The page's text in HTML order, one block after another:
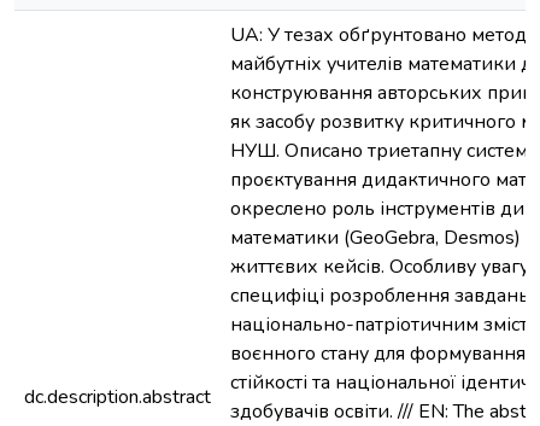
dc.description.abstract
UA: У тезах обґрунтовано
майбутніх учителів математики
конструювання авторських
як засобу розвитку критичного
НУШ. Описано триетапну систему
проєктування дидактичного
окреслено роль інструментів
математики (GeoGebra, Desmos) у
життєвих кейсів. Особливу увагу
специфіці розроблення завдань
національно-патріотичним
воєнного стану для формування
стійкості та національної
здобувачів освіти. /// EN: The